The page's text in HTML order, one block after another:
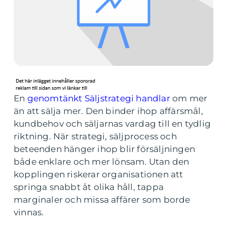
En genomtänkt Säljstrategi handlarom mer
än att sälja mer. Den binder ihop affärsmål,
kundbehov och säljarnas vardag till en tydlig
riktning. När strategi, säljprocess och
beteenden hänger ihop blir försäljningen
både enklare och mer lönsam. Utan den
kopplingen riskerar organisationen att
springa snabbt åt olika håll, tappa
marginaler och missa affärer som borde
vinnas.